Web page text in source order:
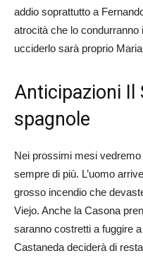
addio soprattutto a
atrocità che lo
ucciderlo sarà proprio
Anticipazioni Il
spagnole
Nei prossimi mesi vedremo
sempre di più. L’uomo
grosso incendio che
Viejo. Anche la Casona
saranno costretti a fuggire
Castaneda deciderà di